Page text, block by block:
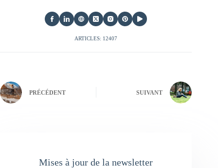
ARTICLES: 12407
PRÉCÉDENT SUIVANT
Mises à jour de la newsletter